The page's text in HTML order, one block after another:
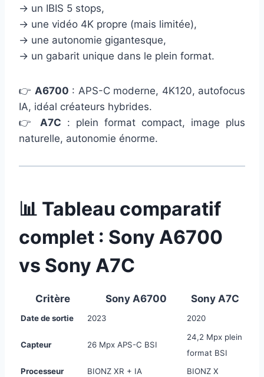
→ un IBIS 5 stops,
→ une vidéo 4K propre (mais limitée),
→ une autonomie gigantesque,
→ un gabarit unique dans le plein format.
👉 A6700 : APS-C moderne, 4K120, autofocus
IA, idéal créateurs hybrides.
👉 A7C : plein format compact, image plus
naturelle, autonomie énorme.
📊 Tableau comparatif
complet : Sony A6700
vs Sony A7C
Critère Sony A6700 Sony A7C
Date de sortie 2023 2020
Capteur 26 Mpx APS-C BSI
24,2 Mpx plein
format BSI
Processeur
BIONZ XR + IA
BIONZ X